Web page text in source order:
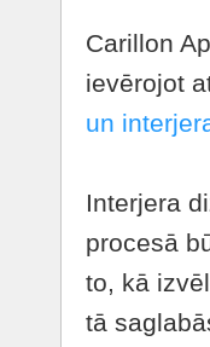
Carillon
ievērojot
un
Interjera
procesā
to, kā
tā